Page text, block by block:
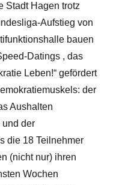
Stadt Hagen trotz
Aufstieg von
bauen
Datings , das
Leben!“ gefördert
der
Aushalten
und der
die 18 Teilnehmer
(nicht nur) ihren
Wochen